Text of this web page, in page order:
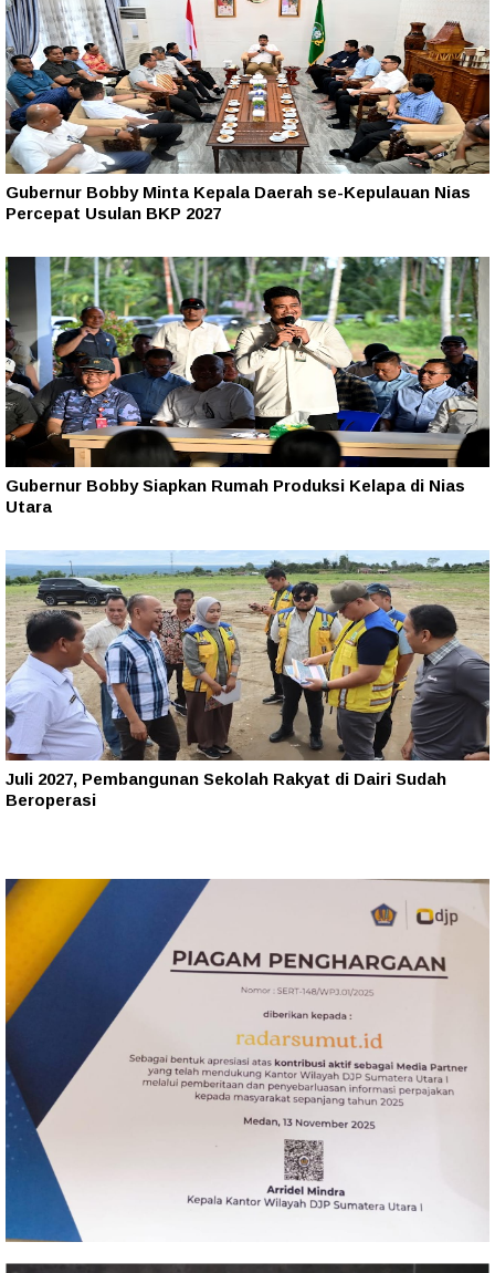
Gubernur Bobby Minta Kepala Daerah se-Kepulauan Nias
Percepat Usulan BKP 2027
Gubernur Bobby Siapkan Rumah Produksi Kelapa di Nias
Utara
Juli 2027, Pembangunan Sekolah Rakyat di Dairi Sudah
Beroperasi